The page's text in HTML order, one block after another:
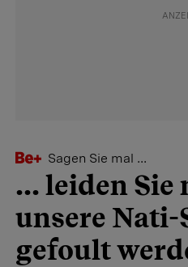
Sagen Sie mal ...
... leiden Sie
unsere Nati-
gefoult